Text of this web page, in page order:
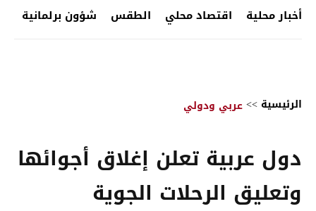
أخبار محلية اقتصاد محلي الطقس شؤون برلمانية
الرئيسية >>عربي ودولي
دول عربية تعلن إغلاق أجوائها
وتعليق الرحلات الجوية